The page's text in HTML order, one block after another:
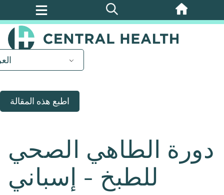
تخطي
اطبع هذه المقالة
دورة الطاهي الصحي
للطبخ - إسباني